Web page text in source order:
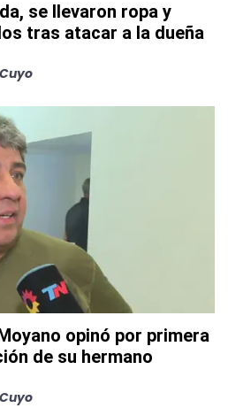
se llevaron ropa y
tras atacar a la dueña
opinó por primera
de su hermano